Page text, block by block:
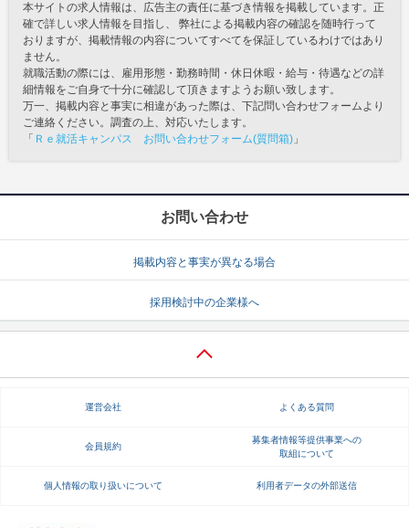
本サイトの求人情報は、広告主の責任に基づき情報を掲載しています。正
確で詳しい求人情報を目指し、 弊社による掲載内容の確認を随時行って
おりますが、掲載情報の内容についてすべてを保証しているわけではあり
ません。
就職活動の際には、雇用形態・勤務時間・休日休暇・給与・待遇などの詳
細情報をご自身で十分に確認して頂きますようお願い致します。
万一、掲載内容と事実に相違があった際は、下記問い合わせフォームより
ご連絡ください。調査の上、対応いたします。
「 Ｒｅ就活キャンパス お問い合わせフォーム(質問箱) 」
お問い合わせ
掲載内容と事実が異なる場合
採用検討中の企業様へ
運営会社 よくある質問
会員規約
募集者情報等提供事業への
取組について
個人情報の取り扱いについて 利用者データの外部送信